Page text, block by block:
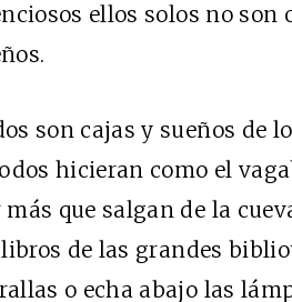
ellos solos no son
son cajas y sueños de
hicieran como el
más que salgan de la
de las grandes
o echa abajo las